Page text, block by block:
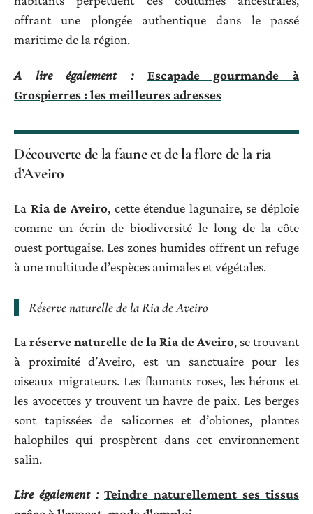
offrant une plongée authentique dans le passé
maritime de la région.
A lire également :
Escapade gourmande à
Grospierres : les meilleures adresses
Découverte de la faune et de la flore de la ria
d’Aveiro
La Ria de Aveiro, cette étendue lagunaire, se déploie
comme un écrin de biodiversité le long de la côte
ouest portugaise. Les zones humides offrent un refuge
à une multitude d’espèces animales et végétales.
Réserve naturelle de la Ria de Aveiro
La réserve naturelle de la Ria de Aveiro, se trouvant
à proximité d’Aveiro, est un sanctuaire pour les
oiseaux migrateurs. Les flamants roses, les hérons et
les avocettes y trouvent un havre de paix. Les berges
sont tapissées de salicornes et d’obiones, plantes
halophiles qui prospèrent dans cet environnement
salin.
Lire également : Teindre naturellement ses tissus